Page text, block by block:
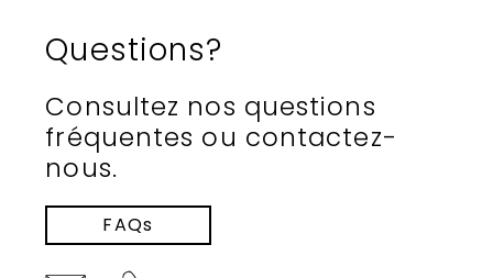
Questions?
Consultez nos questions
fréquentes ou contactez-
nous.
FAQs